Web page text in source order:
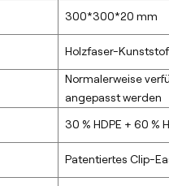
300*300*20 mm
Holzfaser-
Normalerweise
angepasst werden
30 % HDPE + 60 %
Patentiertes Clip-